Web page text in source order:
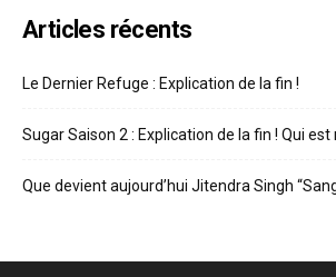
Articles récents
Le Dernier Refuge : Explication de la fin !
Sugar Saison 2 : Explication de la fin ! Qui est
Que devient aujourd’hui Jitendra Singh